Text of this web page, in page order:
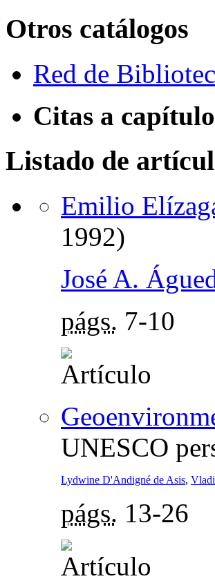
Otros catálogos
Red de
Citas a
Listado de
Emilio
1992)
José A.
págs. 7-10
UNESCO
Lydwine D'Andigné de Asis,
págs. 13-26